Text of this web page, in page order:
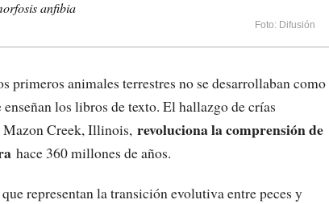
anfibia
Foto: Difusión
primeros animales terrestres no se desarrollaban como
los libros de texto. El hallazgo de crías
Mazon Creek, Illinois, revoluciona la comprensión de
hace 360 millones de años.
representan la transición evolutiva entre peces y